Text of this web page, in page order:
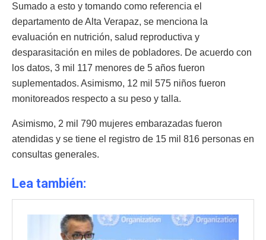
Sumado a esto y tomando como referencia el
departamento de Alta Verapaz, se menciona la
evaluación en nutrición, salud reproductiva y
desparasitación en miles de pobladores. De acuerdo con
los datos, 3 mil 117 menores de 5 años fueron
suplementados. Asimismo, 12 mil 575 niños fueron
monitoreados respecto a su peso y talla.
Asimismo, 2 mil 790 mujeres embarazadas fueron
atendidas y se tiene el registro de 15 mil 816 personas en
consultas generales.
Lea también: